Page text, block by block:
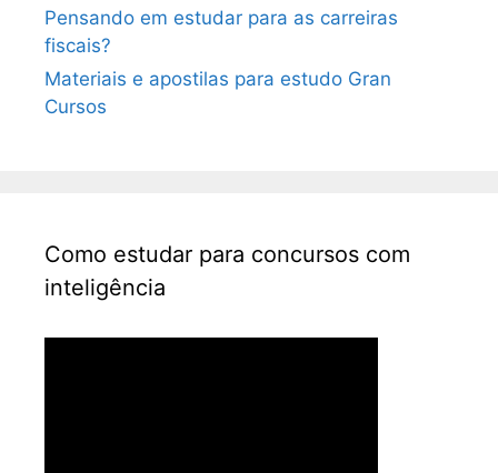
Pensando em estudar para as carreiras
fiscais?
Materiais e apostilas para estudo Gran
Cursos
Como estudar para concursos com
inteligência